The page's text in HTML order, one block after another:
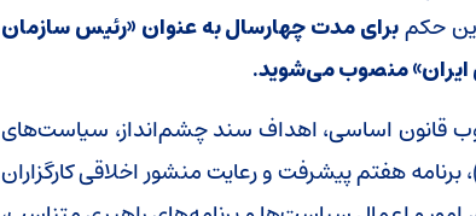
حکمبرای مدت چهارسال به عنوان «رئیس سازمان
منصوب می‌شوید.
قانون اساسی، اهداف سند چشم‌انداز، سیاست‌های
هفتم پیشرفت و رعایت منشور اخلاقی کارگزاران